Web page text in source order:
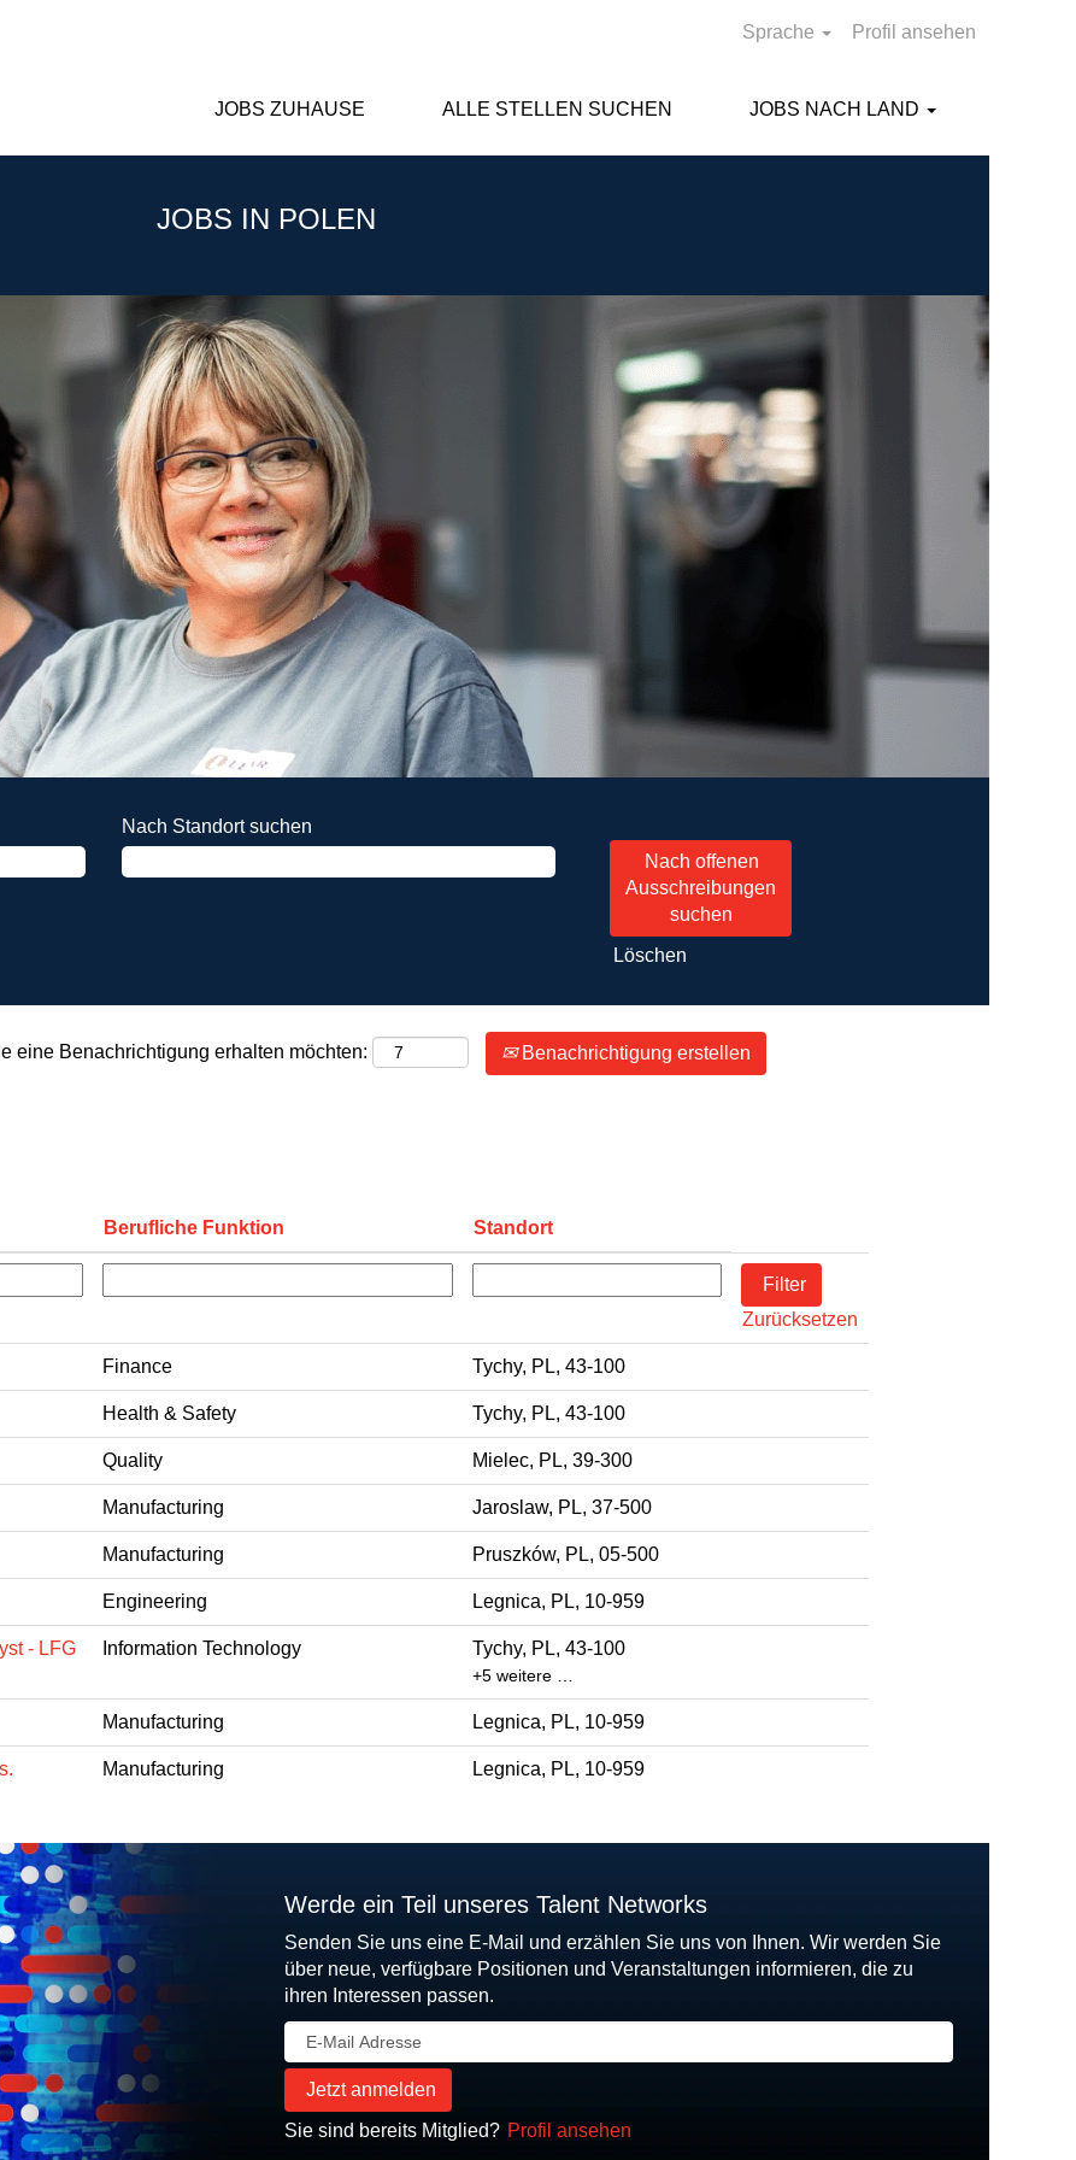
Sprache Profil ansehen
JOBS ZUHAUSE ALLE STELLEN SUCHEN JOBS NACH LAND
JOBS IN POLEN
Nach Standort suchen
Löschen
eine Benachrichtigung erhalten möchten: Benachrichtigung erstellen
Berufliche Funktion Standort
Zurücksetzen
Finance Tychy, PL, 43-100
Health & Safety Tychy, PL, 43-100
Quality Mielec, PL, 39-300
Manufacturing Jaroslaw, PL, 37-500
Manufacturing Pruszków, PL, 05-500
Engineering Legnica, PL, 10-959
- LFG Information Technology Tychy, PL, 43-100
+5 weitere …
Manufacturing Legnica, PL, 10-959
Manufacturing Legnica, PL, 10-959
Werde ein Teil unseres Talent Networks
Senden Sie uns eine E-Mail und erzählen Sie uns von Ihnen. Wir werden Sie
über neue, verfügbare Positionen und Veranstaltungen informieren, die zu
ihren Interessen passen.
Sie sind bereits Mitglied? Profil ansehen